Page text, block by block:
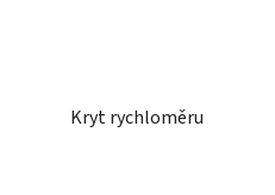
Kryt rychloměru